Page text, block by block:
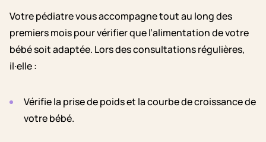
Votre pédiatre vous accompagne tout au long des
premiers mois pour vérifier que l’alimentation de votre
bébé soit adaptée. Lors des consultations régulières,
il·elle :
Vérifie la prise de poids et la courbe de croissance de
votre bébé.